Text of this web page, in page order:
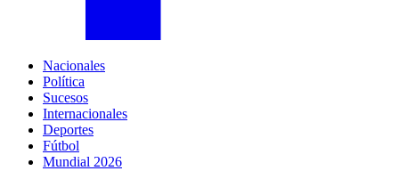
Nacionales
Política
Sucesos
Internacionales
Deportes
Fútbol
Mundial 2026